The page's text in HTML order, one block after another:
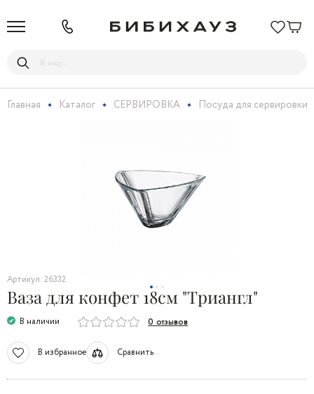
Главная Каталог СЕРВИРОВКА Посуда для сервировки
Артикул: 26332
Ваза для конфет 18cм "Триангл"
В наличии 0 отзывов
В избранное Сравнить